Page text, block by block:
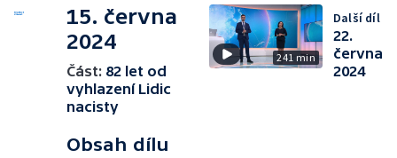
15. června
2024
Část: 82 let od
vyhlazení Lidic
nacisty
Obsah dílu
241 min
Další díl
22.
června
2024